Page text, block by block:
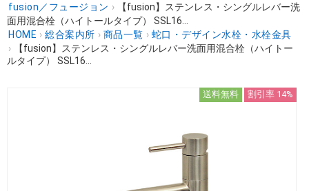
fusion／フュージョン ›
【fusion】ステンレス・シングルレバー洗
面用混合栓（ハイトールタイプ） SSL16...
HOME › 総合案内所 › 商品一覧 › 蛇口・デザイン水栓・水栓金具
›
【fusion】ステンレス・シングルレバー洗面用混合栓（ハイトー
ルタイプ） SSL16...
送料無料 割引率 14%